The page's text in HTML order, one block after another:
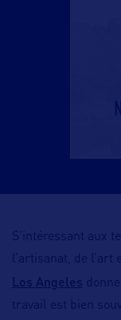
S’intéressant aux
l’artisanat, de l’art
Los Angeles
travail est bien